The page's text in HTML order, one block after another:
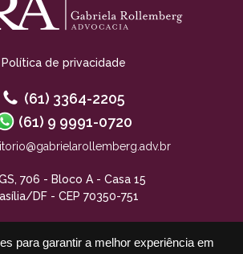
para garantir a melhor experiência em
Política de privacidade
(61) 3364-2205
(61) 9 9991-0720
706 - Bloco A - Casa 15
DF - CEP 70350-751